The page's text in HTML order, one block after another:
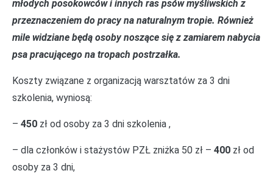
młodych posokowców i innych ras psów myśliwskich z
przeznaczeniem do pracy na naturalnym tropie. Również
mile widziane będą osoby noszące się z zamiarem nabycia
psa pracującego na tropach postrzałka.
Koszty związane z organizacją warsztatów za 3 dni
szkolenia, wyniosą:
– 450 zł od osoby za 3 dni szkolenia ,
– dla członków i stażystów PZŁ zniżka 50 zł – 400 zł od
osoby za 3 dni,